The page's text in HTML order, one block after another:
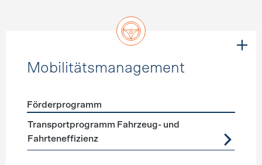
Mobilitätsmanagement
Förderprogramme Mobilitätsmanagement
Förderprogramm
Transportprogramm Fahrzeug- und
Fahrteneffizienz